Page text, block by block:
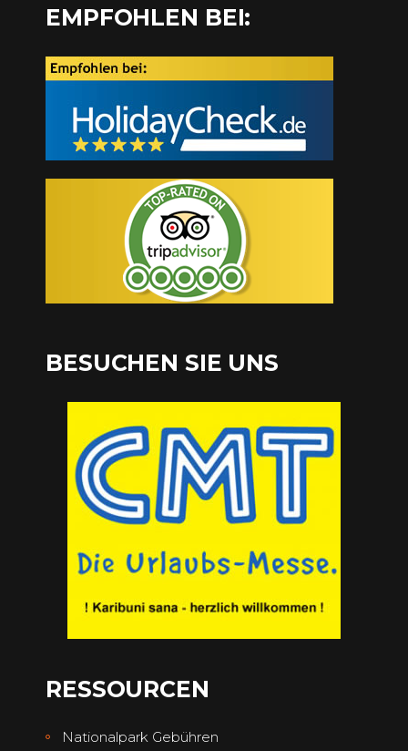
EMPFOHLEN BEI:
BESUCHEN SIE UNS
RESSOURCEN
Nationalpark Gebühren